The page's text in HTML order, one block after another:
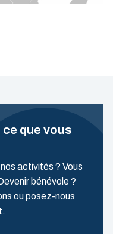
que vous
activités ? Vous
bénévole ?
ou posez-nous